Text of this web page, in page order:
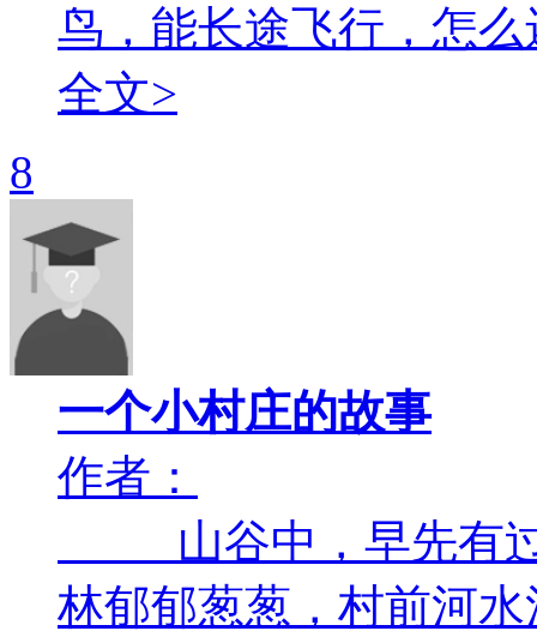
鸟，能长途飞行，怎
全文>
8
一个小村庄的故事
作者：
山谷中，早先有过
林郁郁葱葱，村前河